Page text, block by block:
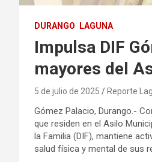
DURANGO LAGUNA
Impulsa DIF
mayores del
5 de julio de 2025 Reporte
Gómez Palacio, Durango.-
que residen en el Asilo
la Familia (DIF), mantiene
salud física y mental de sus